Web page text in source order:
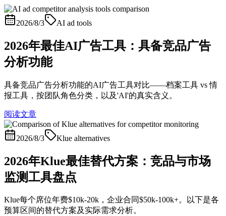
2026/8/3 AI ad tools
2026年最佳AI广告工具：具备竞品广告
分析功能
具备竞品广告分析功能的AI广告工具对比——档案工具 vs 情
报工具，按团队角色分类，以及'AI'的真实含义。
阅读文章
2026/8/3 Klue alternatives
2026年Klue最佳替代方案：竞品与市场
监测工具盘点
Klue每个席位年费$10k-20k，企业合同$50k-100k+。以下是各
预算区间的替代方案及实际需求分析。